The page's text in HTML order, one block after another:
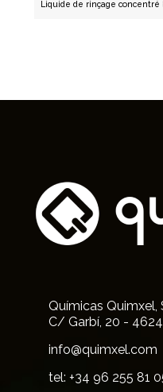
Liquide de rinçage concentré
Químicas Quimxel,
C/ Garbí, 20 -
info@quimxel.com
tel: +34 96 255 81